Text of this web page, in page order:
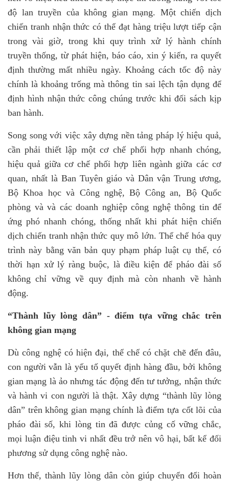
độ lan truyền của không gian mạng. Một chiến dịch
chiến tranh nhận thức có thể đạt hàng triệu lượt tiếp cận
trong vài giờ, trong khi quy trình xử lý hành chính
truyền thống, từ phát hiện, báo cáo, xin ý kiến, ra quyết
định thường mất nhiều ngày. Khoảng cách tốc độ này
chính là khoảng trống mà thông tin sai lệch tận dụng để
định hình nhận thức công chúng trước khi đối sách kịp
ban hành.
Song song với việc xây dựng nền tảng pháp lý hiệu quả,
cần phải thiết lập một cơ chế phối hợp nhanh chóng,
hiệu quả giữa cơ chế phối hợp liên ngành giữa các cơ
quan, nhất là Ban Tuyên giáo và Dân vận Trung ương,
Bộ Khoa học và Công nghệ, Bộ Công an, Bộ Quốc
phòng và và các doanh nghiệp công nghệ thông tin để
ứng phó nhanh chóng, thống nhất khi phát hiện chiến
dịch chiến tranh nhận thức quy mô lớn. Thể chế hóa quy
trình này bằng văn bản quy phạm pháp luật cụ thể, có
thời hạn xử lý ràng buộc, là điều kiện để pháo đài số
không chỉ vững về quy định mà còn nhanh về hành
động.
“Thành lũy lòng dân” -điểm tựa vững chắctrên
không gian mạng
Dù công nghệ có hiện đại, thể chế có chặt chẽ đến đâu,
con người vẫn là yếu tố quyết định hàng đầu, bởi không
gian mạng là ảo nhưng tác động đến tư tưởng, nhận thức
và hành vi con người là thật. Xây dựng “thành lũy lòng
dân” trên không gian mạng chính là điểm tựa cốt lõi của
pháo đài số,khi lòng tin đã được củng cố vững chắc,
mọi luận điệu tinh vi nhất đều trở nên vô hại, bất kể đối
phương sử dụng công nghệ nào.
Hơn thế, thành lũy lòng dân còn giúp chuyển đổi hoàn